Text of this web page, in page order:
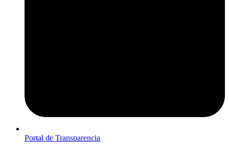
Portal de Transparencia